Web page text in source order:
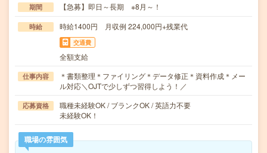
期間 【急募】即日～長期 ※8月～！
時給 時給1400円 月収例 224,000円+残業代
交通費
全額支給
仕事内容
＊書類整理＊ファイリング＊データ修正＊資料作成＊メー
ル対応＼OJTで少しずつ習得しよう！／
応募資格
職種未経験OK / ブランクOK / 英語力不要
未経験OK！
職場の雰囲気